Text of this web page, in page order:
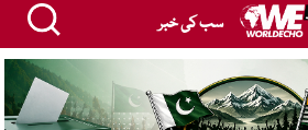
سب کی خبر